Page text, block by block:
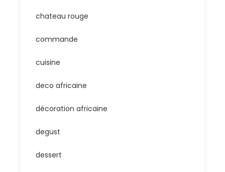
chateau rouge
commande
cuisine
deco africaine
décoration africaine
degust
dessert